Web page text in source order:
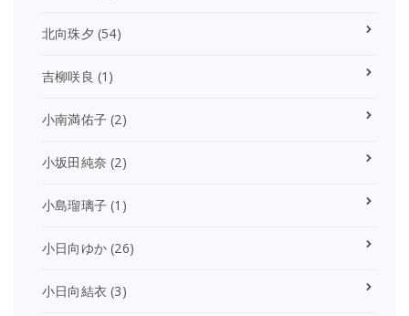
北向珠夕 (54)
吉柳咲良 (1)
小南満佑子 (2)
小坂田純奈 (2)
小島瑠璃子 (1)
小日向ゆか (26)
小日向結衣 (3)